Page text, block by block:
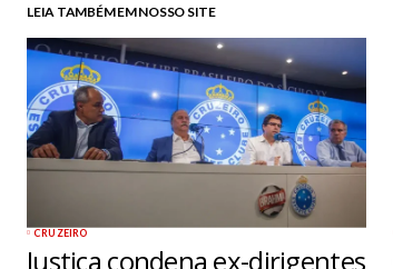
LEIA TAMBÉM EM NOSSO SITE
CRUZEIRO
Justiça condena ex-dirigentes